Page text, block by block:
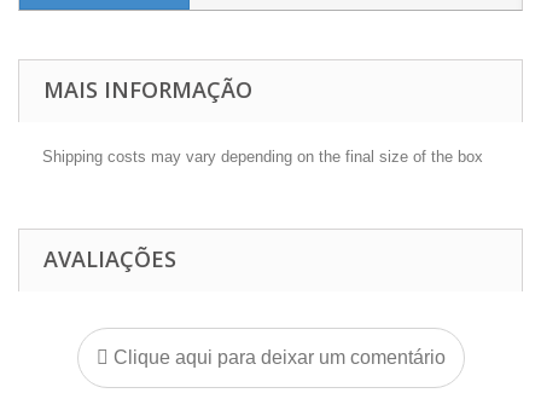
MAIS INFORMAÇÃO
Shipping costs may vary depending on the final size of the box
AVALIAÇÕES
Clique aqui para deixar um comentário